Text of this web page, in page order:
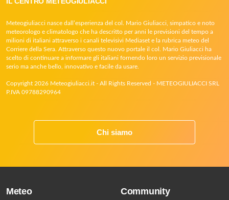
Meteogiuliacci nasce dall’esperienza del col. Mario Giuliacci, simpatico e noto
meteorologo e climatologo che ha descritto per anni le previsioni del tempo a
milioni di italiani attraverso i canali televisivi Mediaset e la rubrica meteo del
Corriere della Sera. Attraverso questo nuovo portale il col. Mario Giuliacci ha
scelto di continuare a informare gli italiani fornendo loro un servizio previsionale
serio ma anche bello, innovativo e facile da usare.
Copyright 2026 Meteogiuliacci.it - All Rights Reserved - METEOGIULIACCI SRL
P.IVA 09788290964
Chi siamo
Meteo Community